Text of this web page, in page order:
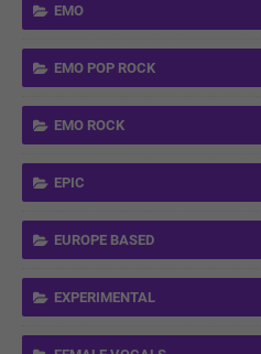
EMO
EMO POP ROCK
EMO ROCK
EPIC
EUROPE BASED
EXPERIMENTAL